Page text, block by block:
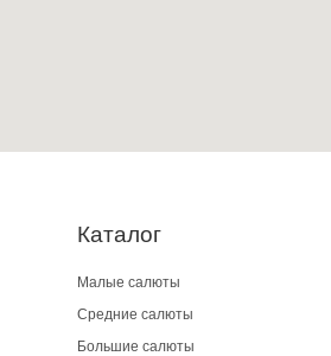
Каталог
Малые салюты
Средние салюты
Большие салюты